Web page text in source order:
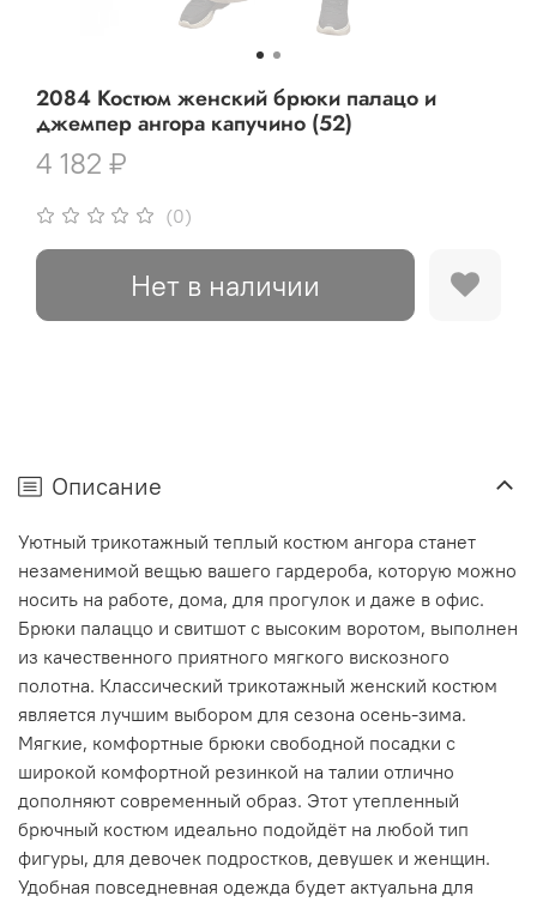
(0)
2084 Костюм женский брюки палацо и
джемпер ангора капучино (52)
4 182 ₽
Нет в наличии
Описание
Уютный трикотажный теплый костюм ангора станет
незаменимой вещью вашего гардероба, которую можно
носить на работе, дома, для прогулок и даже в офис.
Брюки палаццо и свитшот с высоким воротом, выполнен
из качественного приятного мягкого вискозного
полотна. Классический трикотажный женский костюм
является лучшим выбором для сезона осень-зима.
Мягкие, комфортные брюки свободной посадки с
широкой комфортной резинкой на талии отлично
дополняют современный образ. Этот утепленный
брючный костюм идеально подойдёт на любой тип
фигуры, для девочек подростков, девушек и женщин.
Удобная повседневная одежда будет актуальна для